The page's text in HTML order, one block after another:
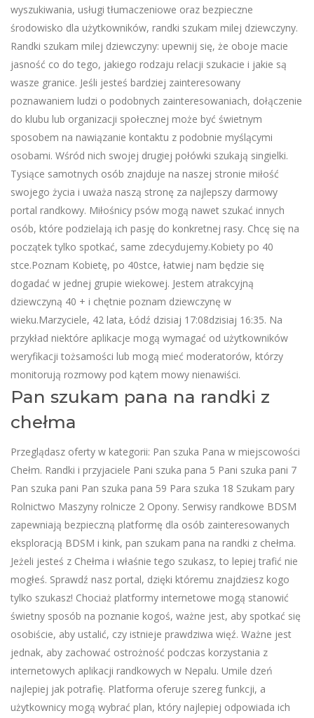
wyszukiwania, usługi tłumaczeniowe oraz bezpieczne
środowisko dla użytkowników, randki szukam milej dziewczyny.
Randki szukam milej dziewczyny: upewnij się, że oboje macie
jasność co do tego, jakiego rodzaju relacji szukacie i jakie są
wasze granice. Jeśli jesteś bardziej zainteresowany
poznawaniem ludzi o podobnych zainteresowaniach, dołączenie
do klubu lub organizacji społecznej może być świetnym
sposobem na nawiązanie kontaktu z podobnie myślącymi
osobami. Wśród nich swojej drugiej połówki szukają singielki.
Tysiące samotnych osób znajduje na naszej stronie miłość
swojego życia i uważa naszą stronę za najlepszy darmowy
portal randkowy. Miłośnicy psów mogą nawet szukać innych
osób, które podzielają ich pasję do konkretnej rasy. Chcę się na
początek tylko spotkać, same zdecydujemy.Kobiety po 40
stce.Poznam Kobietę, po 40stce, łatwiej nam będzie się
dogadać w jednej grupie wiekowej. Jestem atrakcyjną
dziewczyną 40 + i chętnie poznam dziewczynę w
wieku.Marzyciele, 42 lata, Łódź dzisiaj 17:08dzisiaj 16:35. Na
przykład niektóre aplikacje mogą wymagać od użytkowników
weryfikacji tożsamości lub mogą mieć moderatorów, którzy
monitorują rozmowy pod kątem mowy nienawiści.
Pan szukam pana na randki z
chełma
Przeglądasz oferty w kategorii: Pan szuka Pana w miejscowości
Chełm. Randki i przyjaciele Pani szuka pana 5 Pani szuka pani 7
Pan szuka pani Pan szuka pana 59 Para szuka 18 Szukam pary
Rolnictwo Maszyny rolnicze 2 Opony. Serwisy randkowe BDSM
zapewniają bezpieczną platformę dla osób zainteresowanych
eksploracją BDSM i kink, pan szukam pana na randki z chełma.
Jeżeli jesteś z Chełma i właśnie tego szukasz, to lepiej trafić nie
mogłeś. Sprawdź nasz portal, dzięki któremu znajdziesz kogo
tylko szukasz! Chociaż platformy internetowe mogą stanowić
świetny sposób na poznanie kogoś, ważne jest, aby spotkać się
osobiście, aby ustalić, czy istnieje prawdziwa więź. Ważne jest
jednak, aby zachować ostrożność podczas korzystania z
internetowych aplikacji randkowych w Nepalu. Umile dzeń
najlepiej jak potrafię. Platforma oferuje szereg funkcji, a
użytkownicy mogą wybrać plan, który najlepiej odpowiada ich